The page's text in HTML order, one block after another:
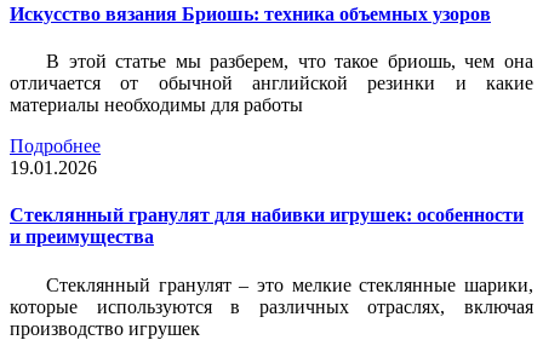
Искусство вязания Бриошь: техника объемных узоров
В этой статье мы разберем, что такое бриошь, чем она
отличается от обычной английской резинки и какие
материалы необходимы для работы
Подробнее
19.01.2026
Стеклянный гранулят для набивки игрушек: особенности
и преимущества
Стеклянный гранулят – это мелкие стеклянные шарики,
которые используются в различных отраслях, включая
производство игрушек